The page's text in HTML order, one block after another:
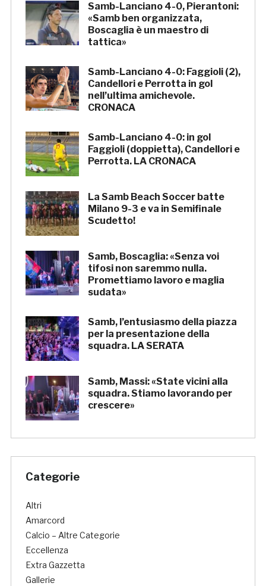
Samb-Lanciano 4-0, Pierantoni:
«Samb ben organizzata,
Boscaglia è un maestro di
tattica»
Samb-Lanciano 4-0: Faggioli (2),
Candellori e Perrotta in gol
nell’ultima amichevole.
CRONACA
Samb-Lanciano 4-0: in gol
Faggioli (doppietta), Candellori e
Perrotta. LA CRONACA
La Samb Beach Soccer batte
Milano 9-3 e va in Semifinale
Scudetto!
Samb, Boscaglia: «Senza voi
tifosi non saremmo nulla.
Promettiamo lavoro e maglia
sudata»
Samb, l’entusiasmo della piazza
per la presentazione della
squadra. LA SERATA
Samb, Massi: «State vicini alla
squadra. Stiamo lavorando per
crescere»
Categorie
Altri
Amarcord
Calcio – Altre Categorie
Eccellenza
Extra Gazzetta
Gallerie